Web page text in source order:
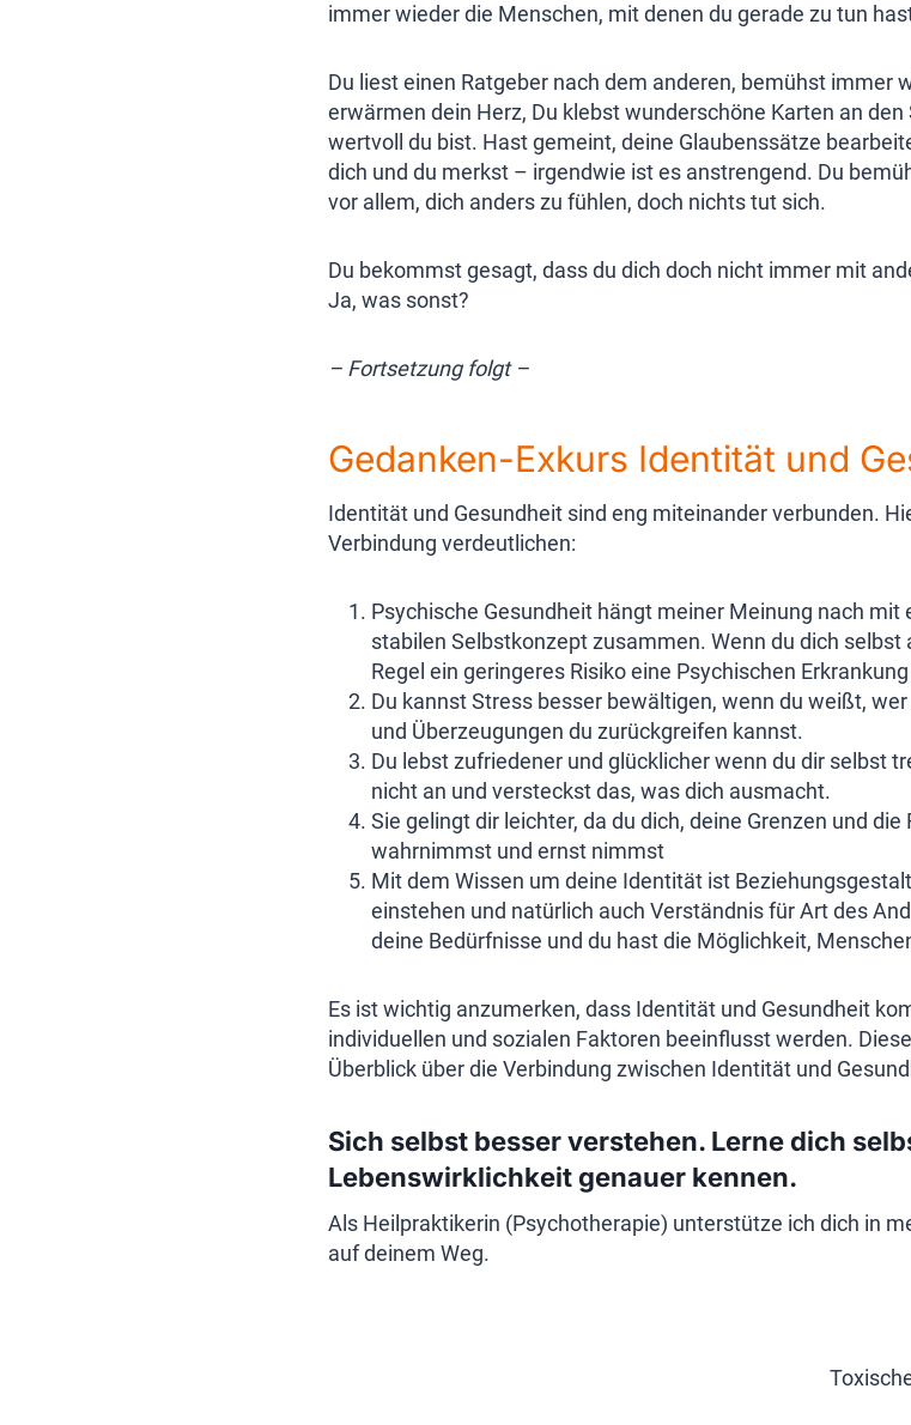
immer wieder die Menschen, mit denen du gerade zu tun
Du liest einen Ratgeber nach dem anderen, bemühst immer
erwärmen dein Herz, Du klebst wunderschöne Karten an
wertvoll du bist. Hast gemeint, deine Glaubenssätze
dich und du merkst – irgendwie ist es anstrengend. Du
vor allem, dich anders zu fühlen, doch nichts tut sich.
Du bekommst gesagt, dass du dich doch nicht immer mit
Ja, was sonst?
– Fortsetzung folgt –
Gedanken-Exkurs Identität und
Identität und Gesundheit sind eng miteinander verbunden.
Verbindung verdeutlichen:
Psychische Gesundheit hängt meiner Meinung nach
stabilen Selbstkonzept zusammen. Wenn du dich
Regel ein geringeres Risiko eine Psychischen
Du kannst Stress besser bewältigen, wenn du weißt,
und Überzeugungen du zurückgreifen kannst.
Du lebst zufriedener und glücklicher wenn du dir selbst
nicht an und versteckst das, was dich ausmacht.
Sie gelingt dir leichter, da du dich, deine Grenzen und
wahrnimmst und ernst nimmst
Mit dem Wissen um deine Identität ist
einstehen und natürlich auch Verständnis für Art des
deine Bedürfnisse und du hast die Möglichkeit,
Es ist wichtig anzumerken, dass Identität und Gesundheit
individuellen und sozialen Faktoren beeinflusst werden.
Überblick über die Verbindung zwischen Identität und
Sich selbst besser verstehen. Lerne dich
Lebenswirklichkeit genauer kennen.
Als Heilpraktikerin (Psychotherapie) unterstütze ich dich in
auf deinem Weg.